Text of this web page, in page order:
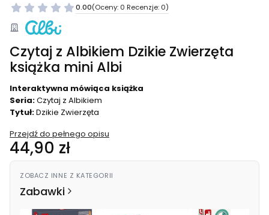
0.00(Oceny: 0 Recenzje: 0)
Czytaj z Albikiem Dzikie Zwierzęta
książka mini Albi
Interaktywna mówiąca książka
Seria:Czytaj z Albikiem
Tytuł:Dzikie Zwierzęta
Przejdź do pełnego opisu
Cena
44,90 zł
ZOBACZ INNE Z KATEGORII
Zabawki